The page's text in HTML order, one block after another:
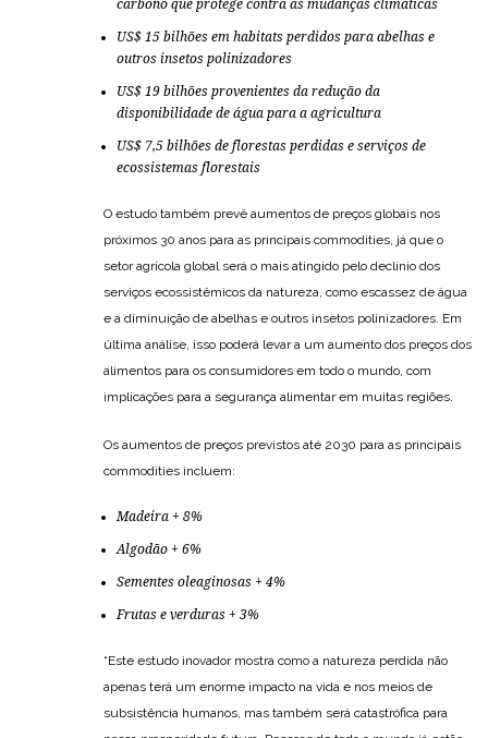
carbono que protege contra as mudanças climáticas
US$ 15 bilhões em habitats perdidos para abelhas e
outros insetos polinizadores
US$ 19 bilhões provenientes da redução da
disponibilidade de água para a agricultura
US$ 7,5 bilhões de florestas perdidas e serviços de
ecossistemas florestais
O estudo também prevê aumentos de preços globais nos
próximos 30 anos para as principais commodities, já que o
setor agrícola global será o mais atingido pelo declínio dos
serviços ecossistêmicos da natureza, como escassez de água
e a diminuição de abelhas e outros insetos polinizadores. Em
última análise, isso poderá levar a um aumento dos preços dos
alimentos para os consumidores em todo o mundo, com
implicações para a segurança alimentar em muitas regiões.
Os aumentos de preços previstos até 2030 para as principais
commodities incluem:
Madeira + 8%
Algodão + 6%
Sementes oleaginosas + 4%
Frutas e verduras + 3%
“Este estudo inovador mostra como a natureza perdida não
apenas terá um enorme impacto na vida e nos meios de
subsistência humanos, mas também será catastrófica para